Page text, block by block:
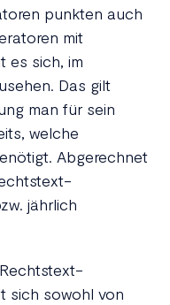
punkten auch
mit
es sich, im
Das gilt
man für sein
welche
Abgerechnet
jährlich
sich sowohl von